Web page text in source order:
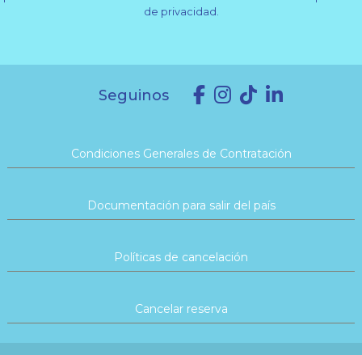
de privacidad.
Seguinos
Condiciones Generales de Contratación
Documentación para salir del país
Políticas de cancelación
Cancelar reserva